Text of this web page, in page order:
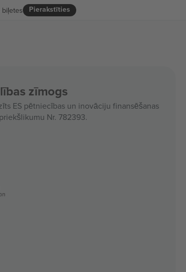
Pierakstīties
biļetes
zīmogs
ES pētniecības un inovāciju finansēšanas
Nr. 782393.